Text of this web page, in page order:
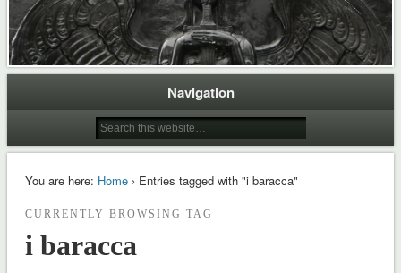
Navigation
You are here: Home› Entries tagged with "i baracca"
CURRENTLY BROWSING TAG
i baracca